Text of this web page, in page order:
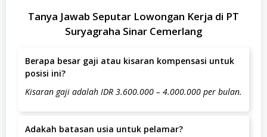
Tanya Jawab Seputar Lowongan Kerja di PT
Suryagraha Sinar Cemerlang
Berapa besar gaji atau kisaran kompensasi untuk
posisi ini?
Kisaran gaji adalah IDR 3.600.000 – 4.000.000 per bulan.
Adakah batasan usia untuk pelamar?